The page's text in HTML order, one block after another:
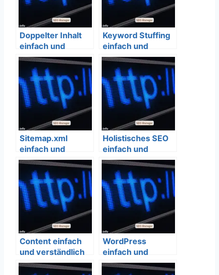
Doppelter Inhalt
einfach und
verständlich
erklärt – SEO
Bedeutung
Keyword Stuffing
einfach und
verständlich
erklärt – SEO
Bedeutung
Sitemap.xml
einfach und
verständlich
erklärt – SEO
Bedeutung
Holistisches SEO
einfach und
verständlich
erklärt – SEO
Bedeutung
Content einfach
und verständlich
erklärt – SEO
WordPress
einfach und
verständlich